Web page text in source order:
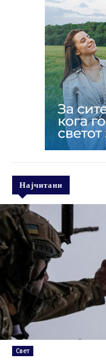
Најчитани
Свет